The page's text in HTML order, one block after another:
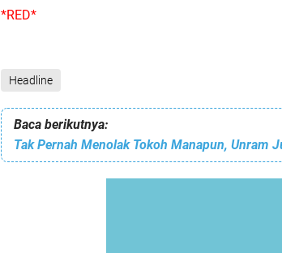
*RED*
Headline
Baca berikutnya: